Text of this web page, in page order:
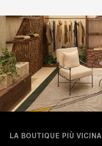
LA BOUTIQUE PIÙ VICINA